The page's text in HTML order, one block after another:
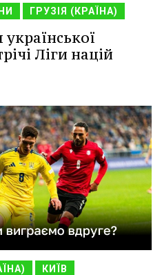
ГРУЗІЯ (КРАЇНА)
української
Ліги націй
КИЇВ